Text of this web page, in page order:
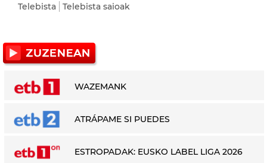
Telebista Telebista saioak
WAZEMANK
ATRÁPAME SI PUEDES
ESTROPADAK: EUSKO LABEL LIGA 2026